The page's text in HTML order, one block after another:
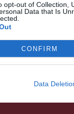
opt-out of Collection,
Data that Is
CONFIRM
Data